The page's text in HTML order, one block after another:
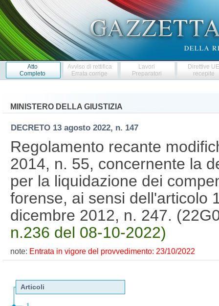
Atto
Completo
Avviso di rettifica
Errata corrige
Lavori
Preparatori
Direttive
recepite
MINISTERO DELLA GIUSTIZIA
DECRETO 13 agosto 2022, n. 147
Regolamento recante
2014, n. 55, concernente la
per la liquidazione dei
forense, ai sensi dell'articolo
dicembre 2012, n. 247.
n.236 del 08-10-2022)
note: Entrata in vigore del provvedimento: 23/10/2022